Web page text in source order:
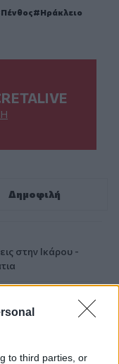
to third parties, or
Πένθος Ηράκλειο
Δημοφιλή
στην Ικάρου -
σε φορτηγό
πλήρες